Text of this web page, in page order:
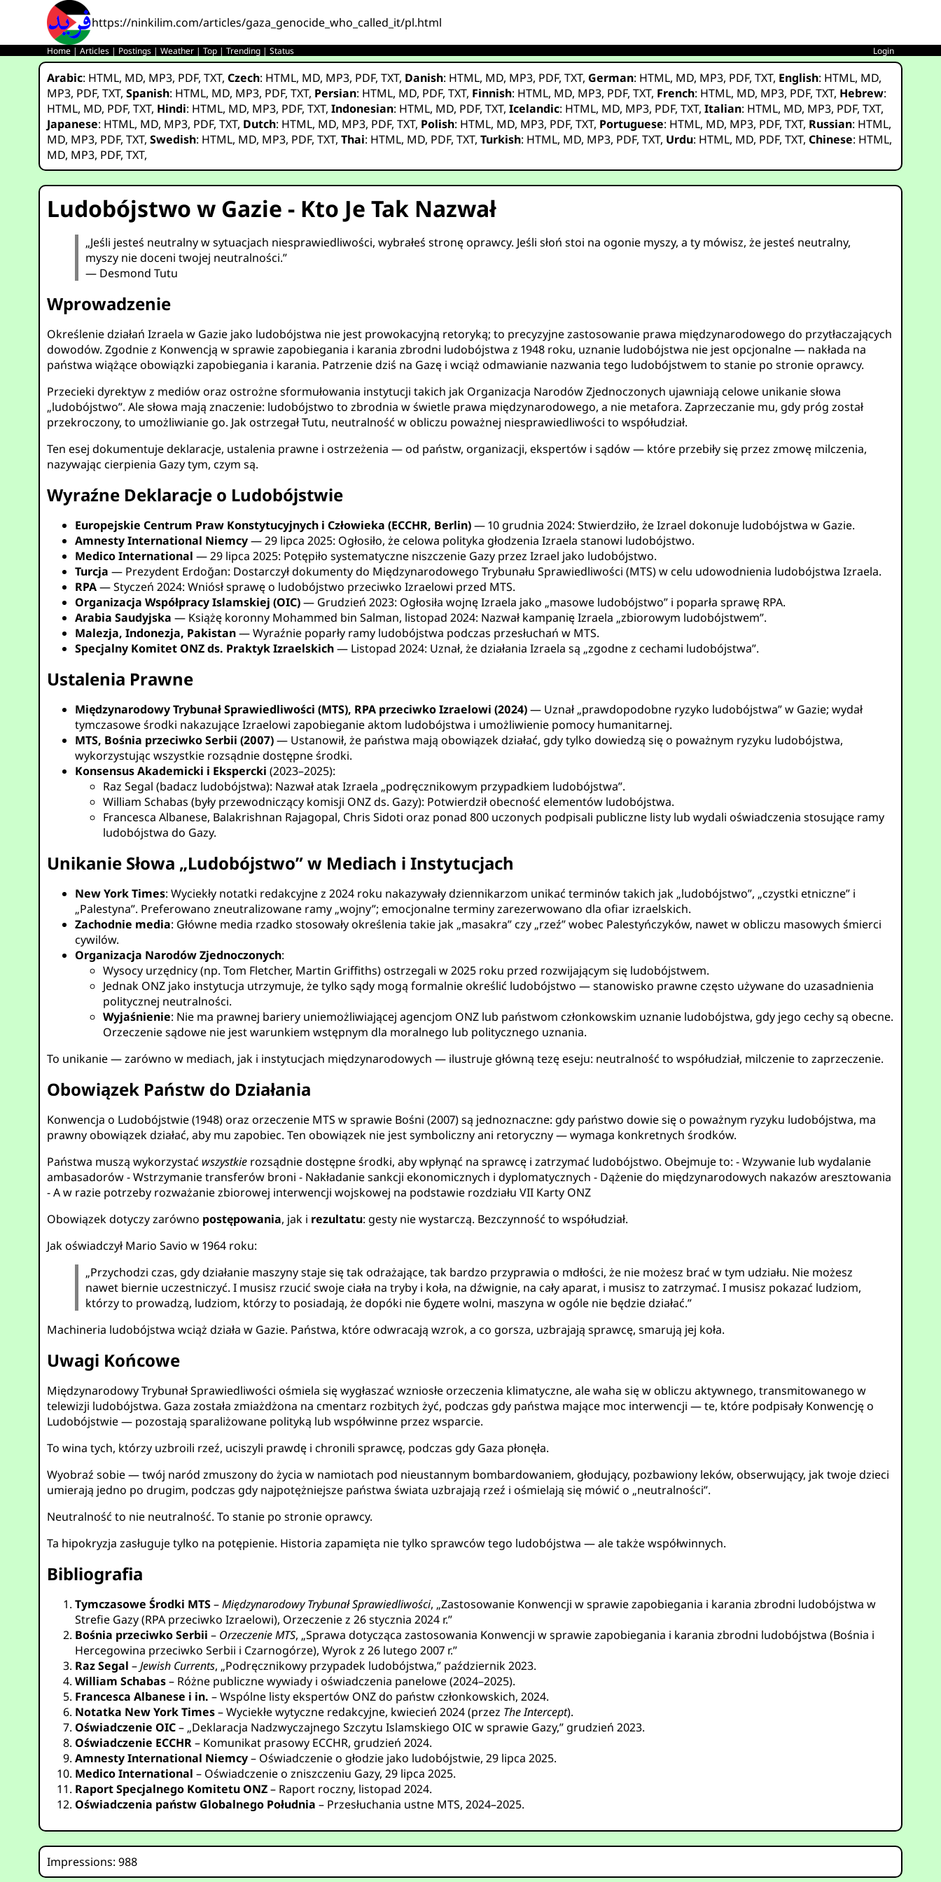
https://ninkilim.com/articles/gaza_genocide_who_called_it/pl.html
Home |Articles | Postings |Weather |Top |Trending |Status Login
Arabic: HTML, MD, MP3, PDF,TXT,Czech: HTML, MD, MP3, PDF,TXT, Danish: HTML, MD, MP3, PDF,TXT, German: HTML, MD, MP3, PDF,TXT, English: HTML, MD,
MP3, PDF,TXT,Spanish: HTML, MD, MP3, PDF,TXT, Persian: HTML, MD, PDF,TXT, Finnish: HTML, MD, MP3, PDF,TXT, French: HTML, MD, MP3, PDF,TXT, Hebrew:
HTML, MD, PDF,TXT, Hindi: HTML, MD, MP3, PDF,TXT,Indonesian: HTML, MD, PDF,TXT,Icelandic: HTML, MD, MP3, PDF,TXT,Italian: HTML, MD, MP3, PDF,TXT,
Japanese: HTML, MD, MP3, PDF,TXT, Dutch: HTML, MD, MP3, PDF,TXT, Polish: HTML, MD, MP3, PDF,TXT, Portuguese: HTML, MD, MP3, PDF,TXT, Russian: HTML,
MD, MP3, PDF,TXT,Swedish: HTML, MD, MP3, PDF,TXT,Thai: HTML, MD, PDF,TXT,Turkish: HTML, MD, MP3, PDF,TXT, Urdu: HTML, MD, PDF,TXT,Chinese: HTML,
MD, MP3, PDF,TXT,
Ludobójstwo w Gazie - Kto Je Tak Nazwał
„Jeśli jesteś neutralny w sytuacjach niesprawiedliwości, wybrałeś stronę oprawcy. Jeśli słoń stoi na ogonie myszy, a ty mówisz, że jesteś neutralny,
myszy nie doceni twojej neutralności.”
— Desmond Tutu
Wprowadzenie
Określenie działań Izraela w Gazie jako ludobójstwa nie jest prowokacyjną retoryką; to precyzyjne zastosowanie prawa międzynarodowego do przytłaczających
dowodów. Zgodnie z Konwencją w sprawie zapobiegania i karania zbrodni ludobójstwa z 1948 roku, uznanie ludobójstwa nie jest opcjonalne — nakłada na
państwa wiążące obowiązki zapobiegania i karania. Patrzenie dziś na Gazę i wciąż odmawianie nazwania tego ludobójstwem to stanie po stronie oprawcy.
Przecieki dyrektyw z mediów oraz ostrożne sformułowania instytucji takich jak Organizacja Narodów Zjednoczonych ujawniają celowe unikanie słowa
„ludobójstwo”. Ale słowa mają znaczenie: ludobójstwo to zbrodnia w świetle prawa międzynarodowego, a nie metafora. Zaprzeczanie mu, gdy próg został
przekroczony, to umożliwianie go. Jak ostrzegał Tutu, neutralność w obliczu poważnej niesprawiedliwości to współudział.
Ten esej dokumentuje deklaracje, ustalenia prawne i ostrzeżenia — od państw, organizacji, ekspertów i sądów — które przebiły się przez zmowę milczenia,
nazywając cierpienia Gazy tym, czym są.
Wyraźne Deklaracje o Ludobójstwie
Europejskie Centrum Praw Konstytucyjnych i Człowieka (ECCHR, Berlin)— 10 grudnia 2024: Stwierdziło, że Izrael dokonuje ludobójstwa w Gazie.
Amnesty International Niemcy— 29 lipca 2025: Ogłosiło, że celowa polityka głodzenia Izraela stanowi ludobójstwo.
Medico International — 29 lipca 2025: Potępiło systematyczne niszczenie Gazy przez Izrael jako ludobójstwo.
Turcja — Prezydent Erdoğan: Dostarczył dokumenty do Międzynarodowego Trybunału Sprawiedliwości (MTS) w celu udowodnienia ludobójstwa Izraela.
RPA— Styczeń 2024: Wniósł sprawę o ludobójstwo przeciwko Izraelowi przed MTS.
Organizacja Współpracy Islamskiej (OIC)— Grudzień 2023: Ogłosiła wojnę Izraela jako „masowe ludobójstwo” i poparła sprawę RPA.
Arabia Saudyjska — Książę koronny Mohammed bin Salman, listopad 2024: Nazwał kampanię Izraela „zbiorowym ludobójstwem”.
Malezja, Indonezja, Pakistan— Wyraźnie poparły ramy ludobójstwa podczas przesłuchań w MTS.
Specjalny Komitet ONZ ds. Praktyk Izraelskich— Listopad 2024: Uznał, że działania Izraela są „zgodne z cechami ludobójstwa”.
Ustalenia Prawne
Międzynarodowy Trybunał Sprawiedliwości (MTS), RPA przeciwko Izraelowi (2024)— Uznał „prawdopodobne ryzyko ludobójstwa” w Gazie; wydał
tymczasowe środki nakazujące Izraelowi zapobieganie aktom ludobójstwa i umożliwienie pomocy humanitarnej.
MTS, Bośnia przeciwko Serbii (2007)— Ustanowił, że państwa mają obowiązek działać, gdy tylko dowiedzą się o poważnym ryzyku ludobójstwa,
wykorzystując wszystkie rozsądnie dostępne środki.
Konsensus Akademicki i Ekspercki (2023–2025):
Raz Segal (badacz ludobójstwa): Nazwał atak Izraela „podręcznikowym przypadkiem ludobójstwa”.
William Schabas (były przewodniczący komisji ONZ ds. Gazy): Potwierdził obecność elementów ludobójstwa.
Francesca Albanese, Balakrishnan Rajagopal, Chris Sidoti oraz ponad 800 uczonych podpisali publiczne listy lub wydali oświadczenia stosujące ramy
ludobójstwa do Gazy.
Unikanie Słowa „Ludobójstwo” w Mediach i Instytucjach
New York Times: Wyciekły notatki redakcyjne z 2024 roku nakazywały dziennikarzom unikać terminów takich jak „ludobójstwo”, „czystki etniczne” i
„Palestyna”. Preferowano zneutralizowane ramy „wojny”; emocjonalne terminy zarezerwowano dla ofiar izraelskich.
Zachodnie media: Główne media rzadko stosowały określenia takie jak „masakra” czy „rzeź” wobec Palestyńczyków, nawet w obliczu masowych śmierci
cywilów.
Organizacja Narodów Zjednoczonych:
Wysocy urzędnicy (np. Tom Fletcher, Martin Griffiths) ostrzegali w 2025 roku przed rozwijającym się ludobójstwem.
Jednak ONZ jako instytucja utrzymuje, że tylko sądy mogą formalnie określić ludobójstwo — stanowisko prawne często używane do uzasadnienia
politycznej neutralności.
Wyjaśnienie: Nie ma prawnej bariery uniemożliwiającej agencjom ONZ lub państwom członkowskim uznanie ludobójstwa, gdy jego cechy są obecne.
Orzeczenie sądowe nie jest warunkiem wstępnym dla moralnego lub politycznego uznania.
To unikanie — zarówno w mediach, jak i instytucjach międzynarodowych — ilustruje główną tezę eseju: neutralność to współudział, milczenie to zaprzeczenie.
Obowiązek Państw do Działania
Konwencja o Ludobójstwie (1948) oraz orzeczenie MTS w sprawie Bośni (2007) są jednoznaczne: gdy państwo dowie się o poważnym ryzyku ludobójstwa, ma
prawny obowiązek działać, aby mu zapobiec. Ten obowiązek nie jest symboliczny ani retoryczny — wymaga konkretnych środków.
Państwa muszą wykorzystać wszystkie rozsądnie dostępne środki, aby wpłynąć na sprawcę i zatrzymać ludobójstwo. Obejmuje to: - Wzywanie lub wydalanie
ambasadorów - Wstrzymanie transferów broni - Nakładanie sankcji ekonomicznych i dyplomatycznych - Dążenie do międzynarodowych nakazów aresztowania
- A w razie potrzeby rozważanie zbiorowej interwencji wojskowej na podstawie rozdziału VII Karty ONZ
Obowiązek dotyczy zarówno postępowania, jak i rezultatu: gesty nie wystarczą. Bezczynność to współudział.
Jak oświadczył Mario Savio w 1964 roku:
„Przychodzi czas, gdy działanie maszyny staje się tak odrażające, tak bardzo przyprawia o mdłości, że nie możesz brać w tym udziału. Nie możesz
nawet biernie uczestniczyć. I musisz rzucić swoje ciała na tryby i koła, na dźwignie, na cały aparat, i musisz to zatrzymać. I musisz pokazać ludziom,
którzy to prowadzą, ludziom, którzy to posiadają, że dopóki nie будете wolni, maszyna w ogóle nie będzie działać.”
Machineria ludobójstwa wciąż działa w Gazie. Państwa, które odwracają wzrok, a co gorsza, uzbrajają sprawcę, smarują jej koła.
Uwagi Końcowe
Międzynarodowy Trybunał Sprawiedliwości ośmiela się wygłaszać wzniosłe orzeczenia klimatyczne, ale waha się w obliczu aktywnego, transmitowanego w
telewizji ludobójstwa. Gaza została zmiażdżona na cmentarz rozbitych żyć, podczas gdy państwa mające moc interwencji — te, które podpisały Konwencję o
Ludobójstwie — pozostają sparaliżowane polityką lub współwinne przez wsparcie.
To wina tych, którzy uzbroili rzeź, uciszyli prawdę i chronili sprawcę, podczas gdy Gaza płonęła.
Wyobraź sobie — twój naród zmuszony do życia w namiotach pod nieustannym bombardowaniem, głodujący, pozbawiony leków, obserwujący, jak twoje dzieci
umierają jedno po drugim, podczas gdy najpotężniejsze państwa świata uzbrajają rzeź i ośmielają się mówić o „neutralności”.
Neutralność to nie neutralność. To stanie po stronie oprawcy.
Ta hipokryzja zasługuje tylko na potępienie. Historia zapamięta nie tylko sprawców tego ludobójstwa — ale także współwinnych.
Bibliografia
Tymczasowe Środki MTS–Międzynarodowy Trybunał Sprawiedliwości, „Zastosowanie Konwencji w sprawie zapobiegania i karania zbrodni ludobójstwa w
Strefie Gazy (RPA przeciwko Izraelowi), Orzeczenie z 26 stycznia 2024 r.”
Bośnia przeciwko Serbii – Orzeczenie MTS, „Sprawa dotycząca zastosowania Konwencji w sprawie zapobiegania i karania zbrodni ludobójstwa (Bośnia i
Hercegowina przeciwko Serbii i Czarnogórze), Wyrok z 26 lutego 2007 r.”
Raz Segal –Jewish Currents, „Podręcznikowy przypadek ludobójstwa,” październik 2023.
William Schabas– Różne publiczne wywiady i oświadczenia panelowe (2024–2025).
Francesca Albanese i in. – Wspólne listy ekspertów ONZ do państw członkowskich, 2024.
Notatka New York Times– Wyciekłe wytyczne redakcyjne, kwiecień 2024 (przez The Intercept).
Oświadczenie OIC– „Deklaracja Nadzwyczajnego Szczytu Islamskiego OIC w sprawie Gazy,” grudzień 2023.
Oświadczenie ECCHR– Komunikat prasowy ECCHR, grudzień 2024.
Amnesty International Niemcy– Oświadczenie o głodzie jako ludobójstwie, 29 lipca 2025.
Medico International – Oświadczenie o zniszczeniu Gazy, 29 lipca 2025.
Raport Specjalnego Komitetu ONZ– Raport roczny, listopad 2024.
Oświadczenia państw Globalnego Południa – Przesłuchania ustne MTS, 2024–2025.
Impressions: 988